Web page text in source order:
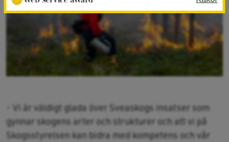
- Vi är väldigt glada över Sveaskogs insatser som
gynnar skogens arter och strukturer och att vi på
Skogsstyrelsen kan bidra med kompetens och vår